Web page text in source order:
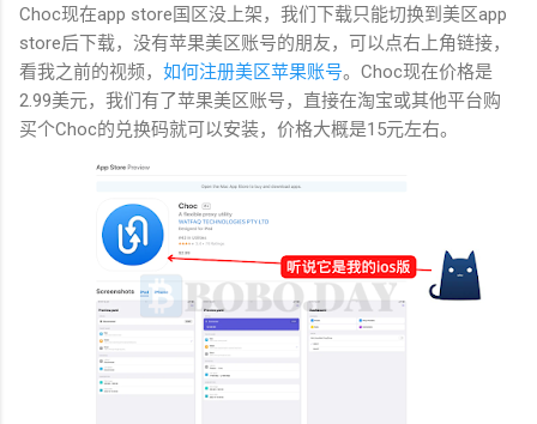
Choc现在app store国区没上架，我们下载只能切换到美区app
store后下载，没有苹果美区账号的朋友，可以点右上角链接，
看我之前的视频， 如何注册美区苹果账号。Choc现在价格是
2.99美元，我们有了苹果美区账号，直接在淘宝或其他平台购
买个Choc的兑换码就可以安装，价格大概是15元左右。